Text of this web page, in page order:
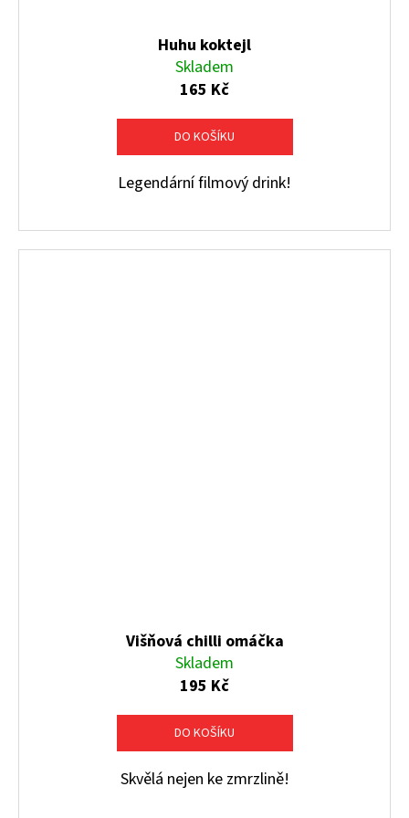
Huhu koktejl
Skladem
165 Kč
DO KOŠÍKU
Legendární filmový drink!
Višňová chilli omáčka
Skladem
195 Kč
DO KOŠÍKU
Skvělá nejen ke zmrzlině!